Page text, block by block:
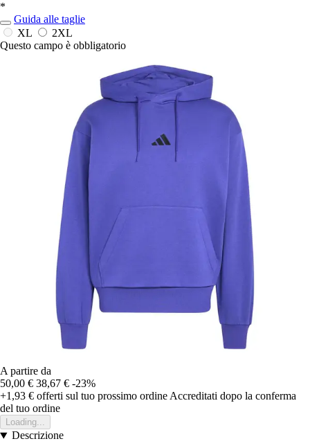
*
Guida alle taglie
XL
2XL
Questo campo è obbligatorio
A partire da
50,00 € 38,67 € -23%
+1,93 € offerti sul tuo prossimo ordineAccreditati dopo la conferma
del tuo ordine
Loading...
Descrizione